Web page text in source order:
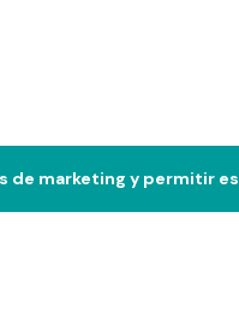
de marketing y permitir